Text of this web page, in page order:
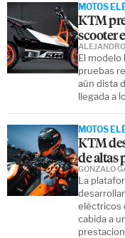
MOTOS
KTM
scooter
El modelo
pruebas
aún dista
llegada a
MOTOS
KTM
de altas
La
eléctricos
cabida a
GONZALO